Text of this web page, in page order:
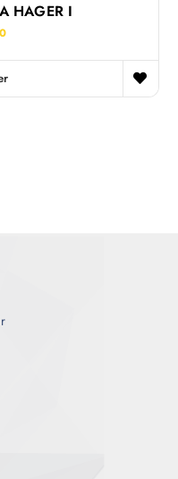
HAGER I